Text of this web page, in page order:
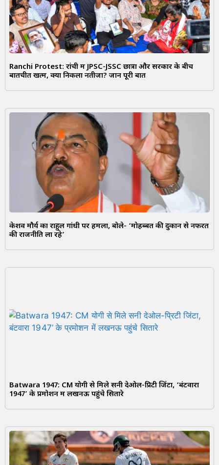
Ranchi Protest: रांची में JPSC-JSSC छात्रों और सरकार के बीच
बातचीत खत्म, क्या निकला नतीजा? जानें पूरी बात
केशव मौर्य का राहुल गांधी पर हमला, बोले- ‘मोहब्बत की दुकान से नफरत
की राजनीति ला रहे’
Batwara 1947: CM योगी से मिले सनी देओल-प्रिटी जिंटा, ‘बंटवारा
1947’ के प्रमोशन में लखनऊ पहुंचे सितारे